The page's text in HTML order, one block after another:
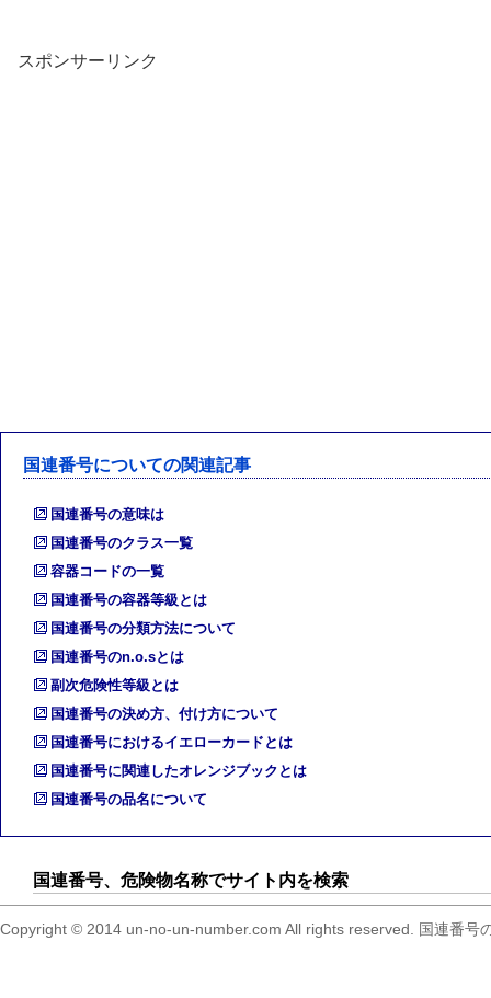
スポンサーリンク
国連番号についての関連記事
国連番号の意味は
国連番号のクラス一覧
容器コードの一覧
国連番号の容器等級とは
国連番号の分類方法について
国連番号のn.o.sとは
副次危険性等級とは
国連番号の決め方、付け方について
国連番号におけるイエローカードとは
国連番号に関連したオレンジブックとは
国連番号の品名について
国連番号、危険物名称でサイト内を検索
Copyright © 2014 un-no-un-number.com All rights reserved. 国連番号